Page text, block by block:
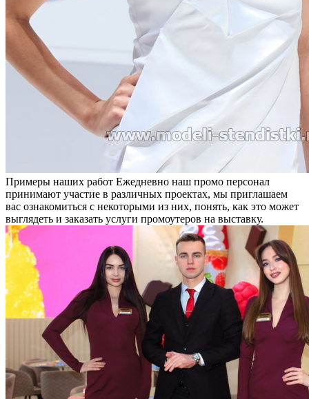
Примеры наших работ Ежедневно наш промо персонал
принимают участие в различных проектах, мы приглашаем
вас ознакомиться с некоторыми из них, понять, как это может
выглядеть и заказать услуги промоутеров на выставку.